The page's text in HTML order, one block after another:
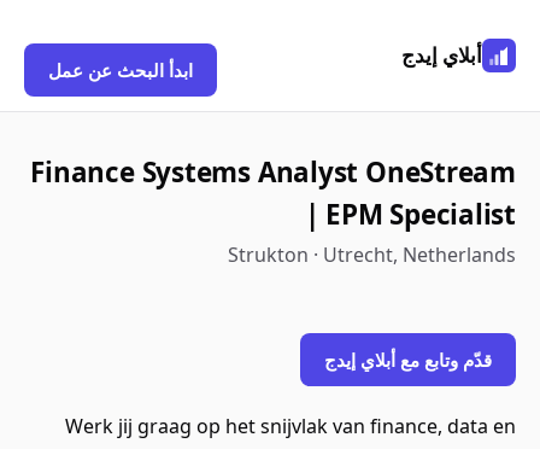
أبلاي إيدج
ابدأ البحث عن عمل
Finance Systems Analyst OneStream
| EPM Specialist
Strukton · Utrecht, Netherlands
قدّم وتابع مع أبلاي إيدج
Werk jij graag op het snijvlak van finance, data en